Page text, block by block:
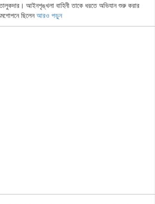
আইনশৃঙ্খলা বাহিনী তাকে ধরতে অভিযান শুরু করার
ছিলেন আরও পড়ুন